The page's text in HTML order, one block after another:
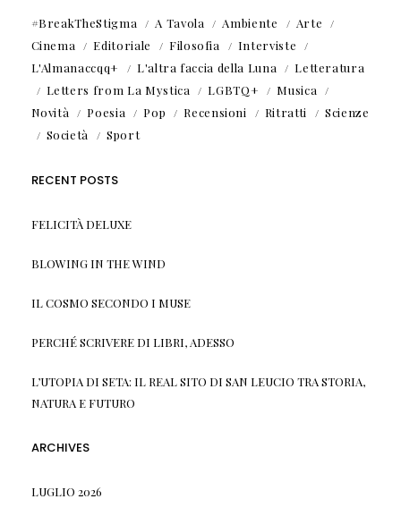
#BreakTheStigma A Tavola Ambiente
Arte
Cinema
Editoriale Filosofia
Interviste
L'Almanaccqq+
L'altra faccia della Luna
Letteratura
Letters from La Mystica
LGBTQ+
Musica
Novità
Poesia Pop Recensioni Ritratti
Scienze
Società
Sport
RECENT POSTS
FELICITÀ DELUXE
BLOWING IN THE WIND
IL COSMO SECONDO I MUSE
PERCHÉ SCRIVERE DI LIBRI, ADESSO
L’UTOPIA DI SETA: IL REAL SITO DI SAN LEUCIO TRA STORIA,
NATURA E FUTURO
ARCHIVES
LUGLIO 2026